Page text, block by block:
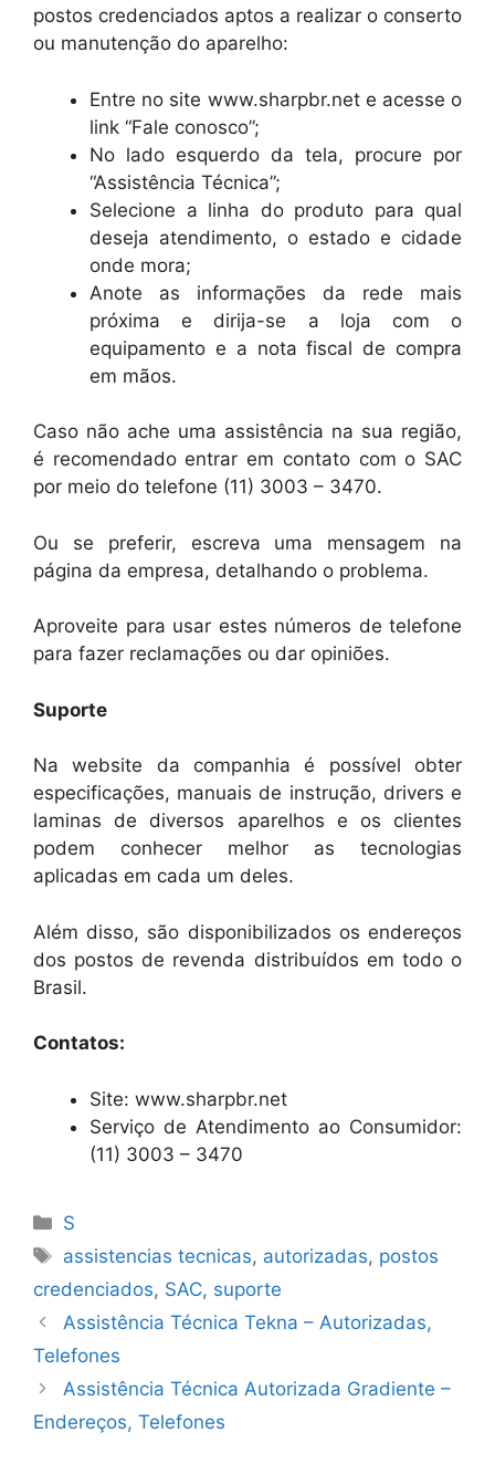
postos credenciados aptos a realizar o conserto
ou manutenção do aparelho:
Entre no site www.sharpbr.net e acesse o
link “Fale conosco”;
No lado esquerdo da tela, procure por
“Assistência Técnica”;
Selecione a linha do produto para qual
deseja atendimento, o estado e cidade
onde mora;
Anote as informações da rede mais
próxima e dirija-se a loja com o
equipamento e a nota fiscal de compra
em mãos.
Caso não ache uma assistência na sua região,
é recomendado entrar em contato com o SAC
por meio do telefone (11) 3003 – 3470.
Ou se preferir, escreva uma mensagem na
página da empresa, detalhando o problema.
Aproveite para usar estes números de telefone
para fazer reclamações ou dar opiniões.
Suporte
Na website da companhia é possível obter
especificações, manuais de instrução, drivers e
laminas de diversos aparelhos e os clientes
podem conhecer melhor as tecnologias
aplicadas em cada um deles.
Além disso, são disponibilizados os endereços
dos postos de revenda distribuídos em todo o
Brasil.
Contatos:
Site: www.sharpbr.net
Serviço de Atendimento ao Consumidor:
(11) 3003 – 3470
Categorias
S
Tags
assistencias tecnicas, autorizadas, postos
credenciados, SAC, suporte
Assistência Técnica Tekna – Autorizadas,
Telefones
Assistência Técnica Autorizada Gradiente –
Endereços, Telefones